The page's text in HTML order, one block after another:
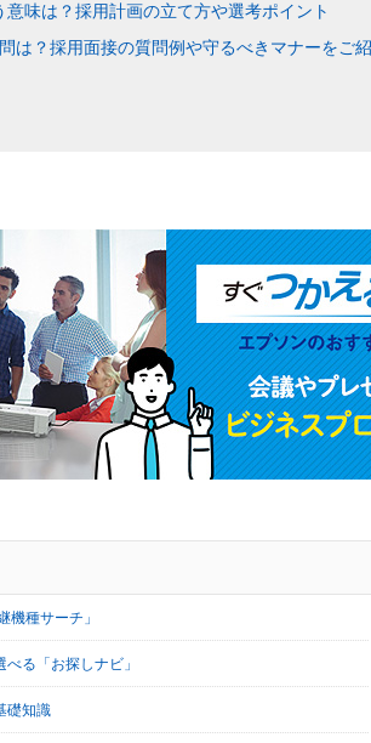
意味は？採用計画の立て方や選考ポイント
は？採用面接の質問例や守るべきマナーをご
機種サーチ」
る「お探しナビ」
礎知識